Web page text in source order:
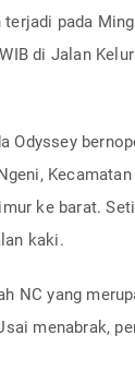
pada
di Jalan
Odyssey
ke barat.
kaki.
NC yang
menabrak,